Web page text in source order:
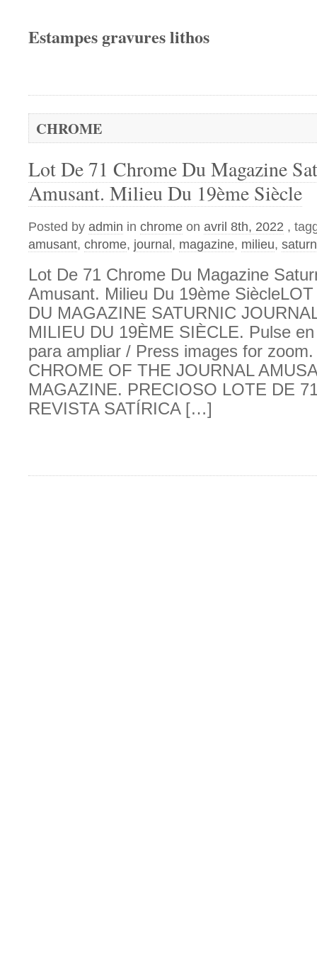
Estampes gravures lithos
CHROME
Lot De 71 Chrome Du Magazine
Amusant. Milieu Du 19ème Siècle
Posted by admin in chrome on avril 8th, 2022 ,
amusant, chrome, journal , magazine, milieu,
Lot De 71 Chrome Du Magazine
Amusant. Milieu Du 19ème
DU MAGAZINE SATURNIC
MILIEU DU 19ÈME SIÈCLE. Pulse
para ampliar / Press images for
CHROME OF THE JOURNAL
MAGAZINE. PRECIOSO LOTE DE
REVISTA SATÍRICA […]